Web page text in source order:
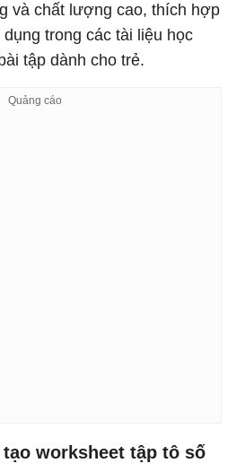
và chất lượng cao, thích hợp
trong các tài liệu học
tập dành cho trẻ.
worksheet tập tô số